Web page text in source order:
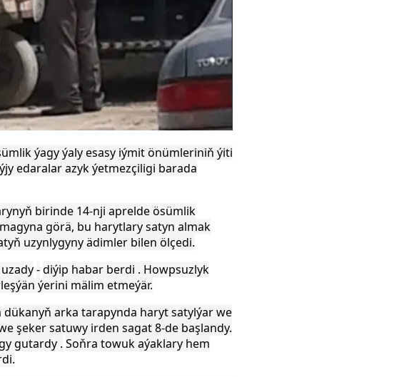
ýagy ýaly esasy iýmit önümleriniň ýiti
edaralar azyk ýetmezçiligi barada
birinde 14-nji aprelde ösümlik
görä, bu harytlary satyn almak
uzynlygyny ädimler bilen ölçedi.
-diýip habar berdi . Howpsuzlyk
ýerini mälim etmeýär.
dükanyň arka tarapynda haryt satylýar we
şeker satuwy irden sagat 8-de başlandy.
gutardy . Soňra towuk aýaklary hem